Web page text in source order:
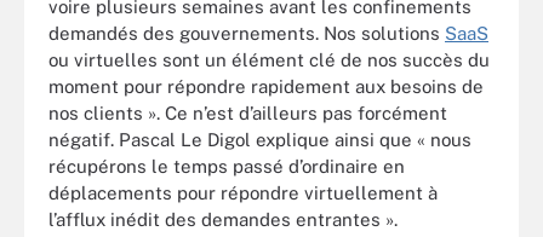
voire plusieurs semaines avant les confinements
demandés des gouvernements. Nos solutions SaaS
ou virtuelles sont un élément clé de nos succès du
moment pour répondre rapidement aux besoins de
nos clients ». Ce n’est d’ailleurs pas forcément
négatif. Pascal Le Digol explique ainsi que « nous
récupérons le temps passé d’ordinaire en
déplacements pour répondre virtuellement à
l’afflux inédit des demandes entrantes ».